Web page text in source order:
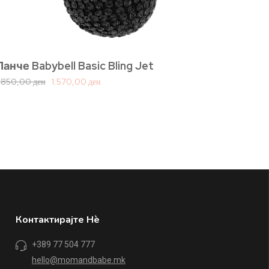
Babybell Basic Bling Jet
ден 1.570,00 ден
Контактирајте Нè
+389 77 504 777
hello@momandbabe.mk